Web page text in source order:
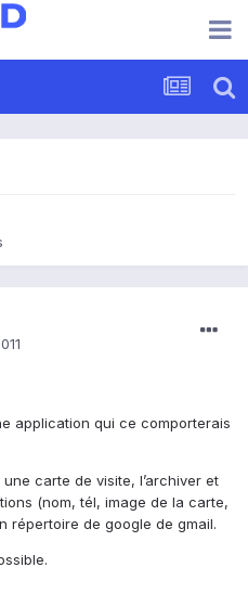
application qui ce comporterais
carte de visite, l’archiver et
(nom, tél, image de la carte,
répertoire de google de gmail.